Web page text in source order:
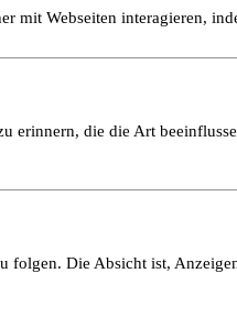
mit Webseiten interagieren,
erinnern, die die Art
folgen. Die Absicht ist,